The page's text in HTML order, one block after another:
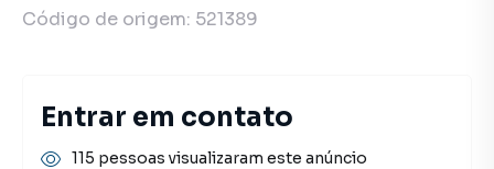
Código de origem: 521389
Entrar em contato
115 pessoas visualizaram este anúncio